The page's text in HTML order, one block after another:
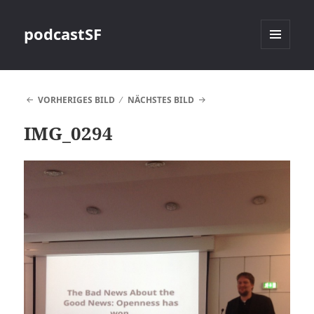
podcastSF
VORHERIGES BILD
NÄCHSTES BILD
IMG_0294